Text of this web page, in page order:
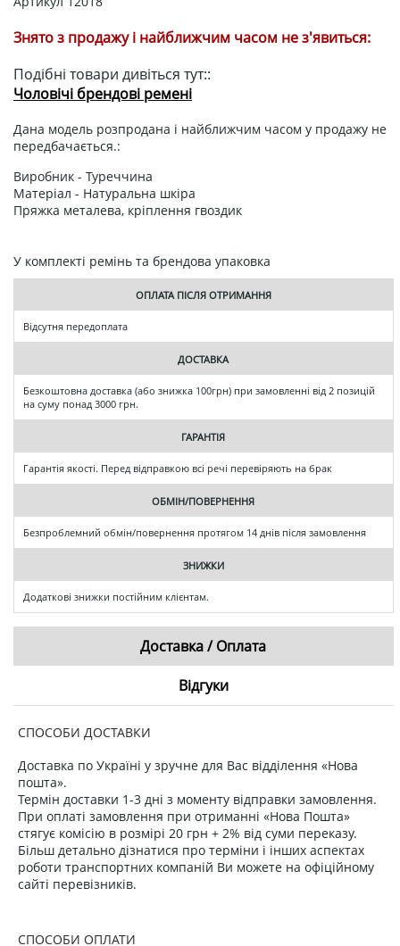
Знято з продажу і найближчим часом не з'явиться:
Подібні товари дивіться тут::
Чоловічі брендові ремені
Дана модель розпродана і найближчим часом у продажу не
передбачається.:
Виробник - Туреччина
Матеріал - Натуральна шкіра
Пряжка металева, кріплення гвоздик
У комплекті ремінь та брендова упаковка
ОПЛАТА ПІСЛЯ ОТРИМАННЯ
Відсутня передоплата
ДОСТАВКА
Безкоштовна доставка (або знижка 100грн) при замовленні від 2 позицій
на суму понад 3000 грн.
ГАРАНТІЯ
Гарантія якості. Перед відправкою всі речі перевіряють на брак
ОБМІН/ПОВЕРНЕННЯ
Безпроблемний обмін/повернення протягом 14 днів після замовлення
ЗНИЖКИ
Додаткові знижки постійним клієнтам.
Доставка / Оплата
Відгуки
СПОСОБИ ДОСТАВКИ
Доставка по Україні у зручне для Вас відділення «Нова
пошта».
Термін доставки 1-3 дні з моменту відправки замовлення.
При оплаті замовлення при отриманні «Нова Пошта»
стягує комісію в розмірі 20 грн + 2% від суми переказу.
Більш детально дізнатися про терміни і інших аспектах
роботи транспортних компаній Ви можете на офіційному
сайті перевізників.
СПОСОБИ ОПЛАТИ